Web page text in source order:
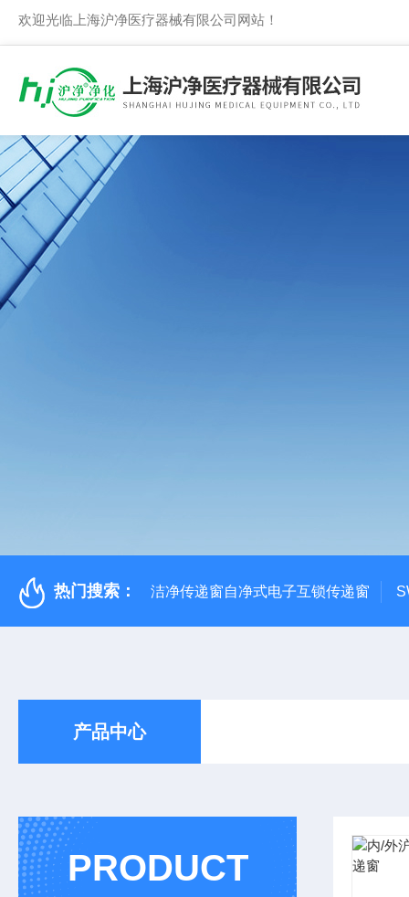
欢迎光临上海沪净医疗器械有限公司网站！
热门搜索： 洁净传递窗自净式电子互锁传递窗
产品中心
PRODUCT